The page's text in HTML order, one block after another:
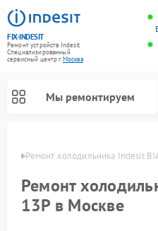
FIX-INDESIT
Ремонт устройств Indesit
Специализированный
cервисный центр г.Москва
Мы ремонтируем
Ремонт холодильника Indesit
Ремонт
13P в Москве